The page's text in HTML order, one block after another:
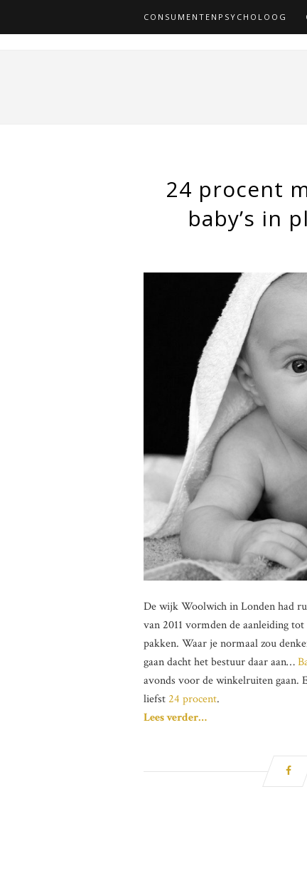
CONSUMENTENPSYCHOLOOG
24 procent
baby’s in
De wijk Woolwich in Londen had
van 2011 vormden de aanleiding
pakken. Waar je normaal zou
gaan dacht het bestuur daar aan…
avonds voor de winkelruiten gaan.
liefst24 procent.
Lees verder…